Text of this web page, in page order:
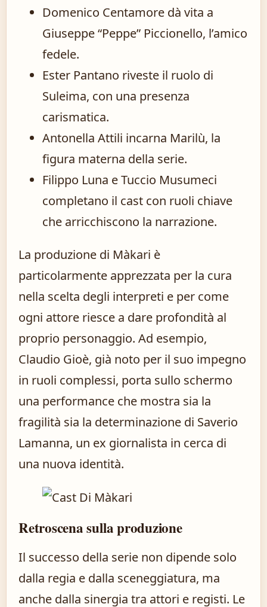
Domenico Centamore dà vita a
Giuseppe “Peppe” Piccionello, l’amico
fedele.
Ester Pantano riveste il ruolo di
Suleima, con una presenza
carismatica.
Antonella Attili incarna Marilù, la
figura materna della serie.
Filippo Luna e Tuccio Musumeci
completano il cast con ruoli chiave
che arricchiscono la narrazione.
La produzione di Màkari è
particolarmente apprezzata per la cura
nella scelta degli interpreti e per come
ogni attore riesce a dare profondità al
proprio personaggio. Ad esempio,
Claudio Gioè, già noto per il suo impegno
in ruoli complessi, porta sullo schermo
una performance che mostra sia la
fragilità sia la determinazione di Saverio
Lamanna, un ex giornalista in cerca di
una nuova identità.
Retroscena sulla produzione
Il successo della serie non dipende solo
dalla regia e dalla sceneggiatura, ma
anche dalla sinergia tra attori e registi. Le